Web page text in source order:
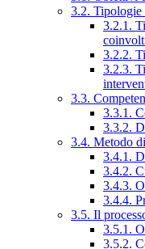
3.2. Tipologie
3.2.1.
3.2.2.
3.2.3.
3.3.
3.3.1.
3.3.2.
3.4. Metodo
3.4.1.
3.4.2.
3.4.3.
3.4.4.
3.5. Il
3.5.1.
3.5.2.